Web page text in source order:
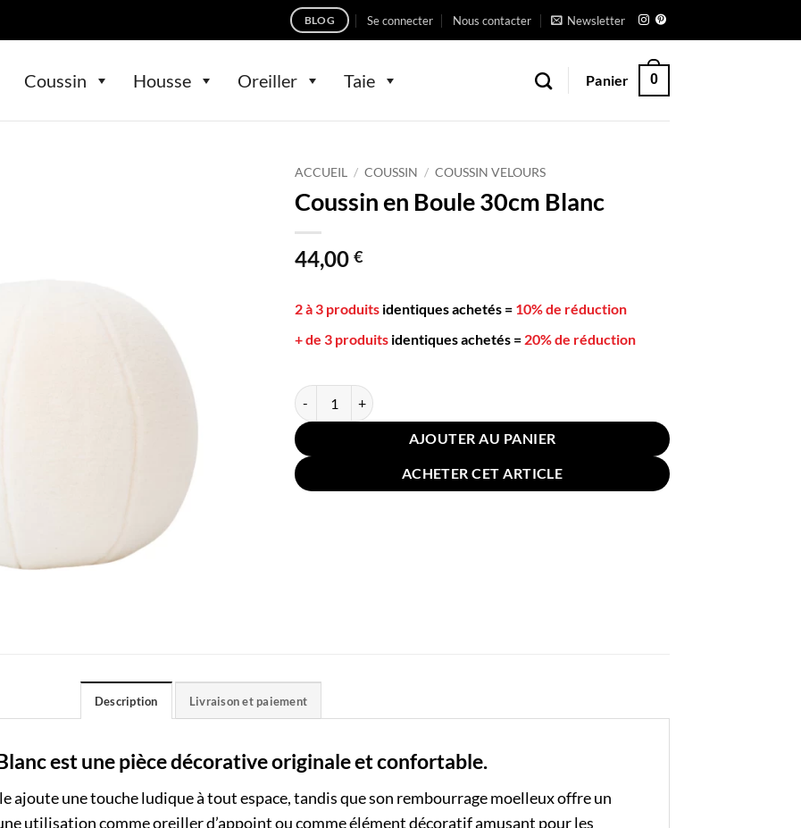
BLOG Se connecter Nous contacter Newsletter
Coussin Housse Oreiller Taie Panier 0
ACCUEIL / COUSSIN / COUSSIN VELOURS
Coussin en Boule 30cm Blanc
44,00 €
2 à 3 produits identiques achetés = 10% de réduction
+ de 3 produits identiques achetés = 20% de réduction
quantité de Coussin en Boule 30cm Blanc
AJOUTER AU PANIER
ACHETER CET ARTICLE
Description Livraison et paiement
est une pièce décorative originale et confortable.
ajoute une touche ludique à tout espace, tandis que son rembourrage moelleux offre un
utilisation comme oreiller d’appoint ou comme élément décoratif amusant pour les